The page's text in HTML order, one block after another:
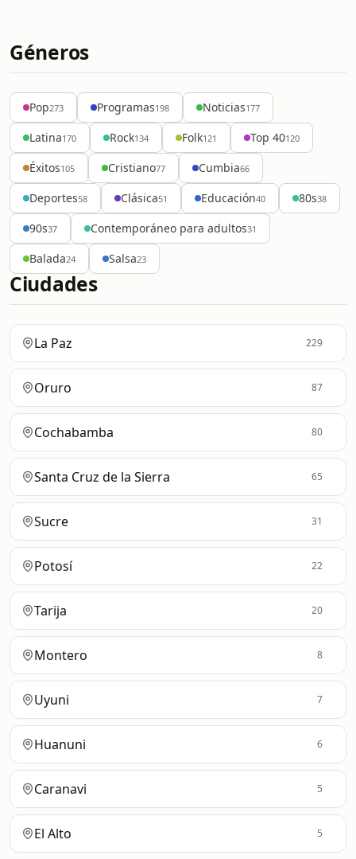
Géneros
Pop273 Programas198 Noticias177
Latina170 Rock134 Folk121 Top 40120
Éxitos105 Cristiano77 Cumbia66
Deportes58 Clásica51 Educación40 80s38
90s37 Contemporáneo para adultos31
Balada24 Salsa23
Ciudades
La Paz 229
Oruro 87
Cochabamba 80
Santa Cruz de la Sierra 65
Sucre 31
Potosí 22
Tarija 20
Montero 8
Uyuni 7
Huanuni 6
Caranavi 5
El Alto 5